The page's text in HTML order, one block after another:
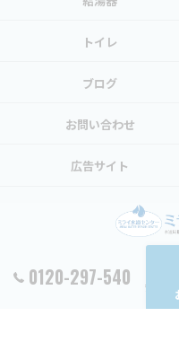
0120-297-540
トイレ
ブログ
お問い合わせ
広告サイト
© 2026 東京都渋谷区の水トラブルな